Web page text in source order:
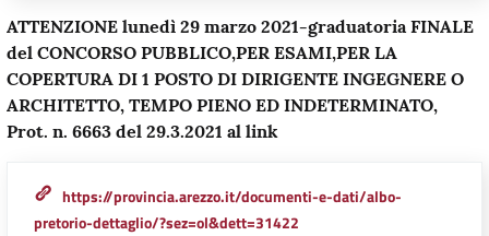
ATTENZIONE lunedì 29 marzo 2021-graduatoria FINALE
del CONCORSO PUBBLICO,PER ESAMI,PER LA
COPERTURA DI 1 POSTO DI DIRIGENTE INGEGNERE O
ARCHITETTO, TEMPO PIENO ED INDETERMINATO,
Prot. n. 6663 del 29.3.2021 al link
https://provincia.arezzo.it/documenti-e-dati/albo-
pretorio-dettaglio/?sez=ol&dett=31422